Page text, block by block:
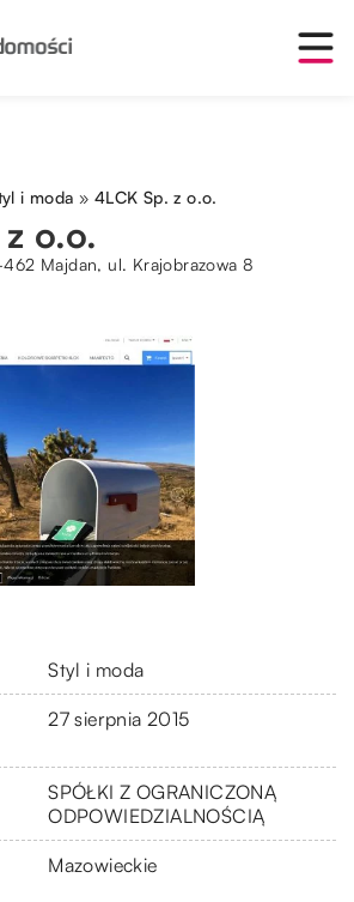
i moda » 4LCK Sp. z o.o.
o.o.
Majdan, ul. Krajobrazowa 8
Styl i moda
27 sierpnia 2015
SPÓŁKI Z OGRANICZONĄ
ODPOWIEDZIALNOŚCIĄ
Mazowieckie